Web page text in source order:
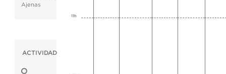
Ajenas
ACTIVIDAD
11h